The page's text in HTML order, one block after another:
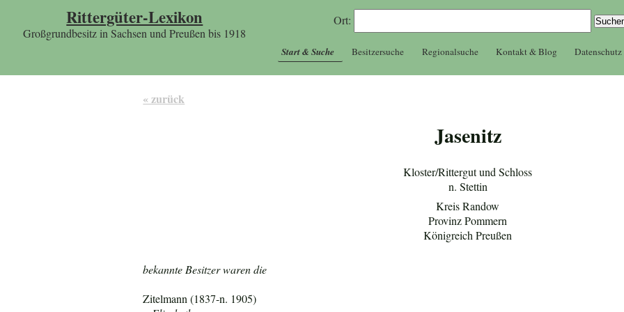
Rittergüter-Lexikon
Großgrundbesitz in Sachsen und Preußen bis 1918
Ort:
Start & Suche Besitzersuche Regionalsuche Kontakt & Blog Datenschutz
« zurück
Jasenitz
Kloster/Rittergut und Schloss
n. Stettin
Kreis Randow
Provinz Pommern
Königreich Preußen
bekannte Besitzer waren die
Zitelmann (1837-n. 1905)